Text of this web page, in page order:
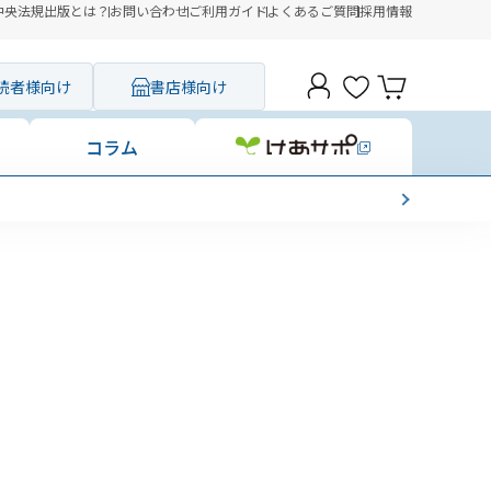
央法規出版とは？お問い合わせご利用ガイドよくあるご質問採用情報
者様向け 書店様向け
コラム